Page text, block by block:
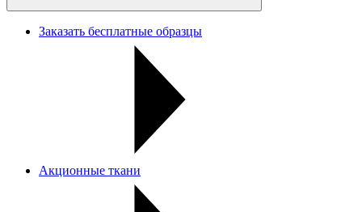
Заказать бесплатные образцы
Акционные ткани